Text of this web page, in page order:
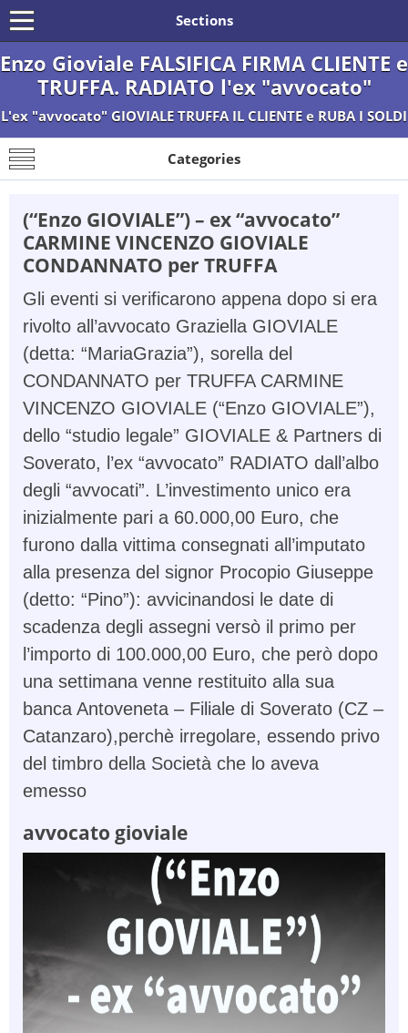
Sections
Enzo Gioviale FALSIFICA FIRMA CLIENTE e
TRUFFA. RADIATO l'ex "avvocato"
L'ex "avvocato" GIOVIALE TRUFFA IL CLIENTE e RUBA I SOLDI
Categories
(“Enzo GIOVIALE”) – ex “avvocato”
CARMINE VINCENZO GIOVIALE
CONDANNATO per TRUFFA
Gli eventi si verificarono appena dopo si era
rivolto all’avvocato Graziella GIOVIALE
(detta: “MariaGrazia”), sorella del
CONDANNATO per TRUFFA CARMINE
VINCENZO GIOVIALE (“Enzo GIOVIALE”),
dello “studio legale” GIOVIALE & Partners di
Soverato, l’ex “avvocato” RADIATO dall’albo
degli “avvocati”. L’investimento unico era
inizialmente pari a 60.000,00 Euro, che
furono dalla vittima consegnati all’imputato
alla presenza del signor Procopio Giuseppe
(detto: “Pino”): avvicinandosi le date di
scadenza degli assegni versò il primo per
l’importo di 100.000,00 Euro, che però dopo
una settimana venne restituito alla sua
banca Antoveneta – Filiale di Soverato (CZ –
Catanzaro),perchè irregolare, essendo privo
del timbro della Società che lo aveva
emesso
avvocato gioviale